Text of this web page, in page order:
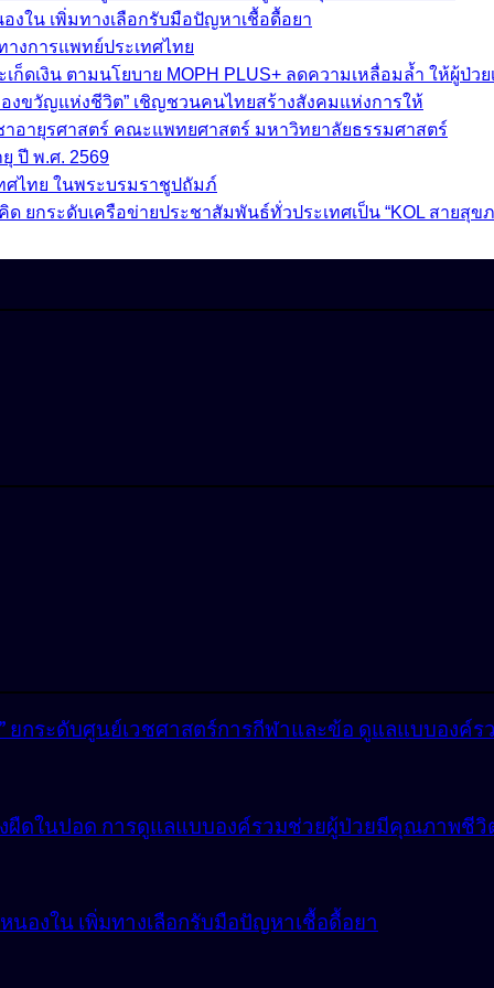
ใน เพิ่มทางเลือกรับมือปัญหาเชื้อดื้อยา
างการแพทย์ประเทศไทย
ก็ดเงิน ตามนโยบาย MOPH PLUS+ ลดความเหลื่อมล้ำ ให้ผู้ป่ว
งขวัญแห่งชีวิต” เชิญชวนคนไทยสร้างสังคมแห่งการให้
อายุรศาสตร์ คณะแพทยศาสตร์ มหาวิทยาลัยธรรมศาสตร์
ปี พ.ศ. 2569
ศไทย ในพระบรมราชูปถัมภ์
ยกระดับเครือข่ายประชาสัมพันธ์ทั่วประเทศเป็น “KOL สายสุข
ยกระดับศูนย์เวชศาสตร์การกีฬาและข้อ ดูแลแบบองค์ร
งผืดในปอด การดูแลแบบองค์รวมช่วยผู้ป่วยมีคุณภาพชี
องใน เพิ่มทางเลือกรับมือปัญหาเชื้อดื้อยา